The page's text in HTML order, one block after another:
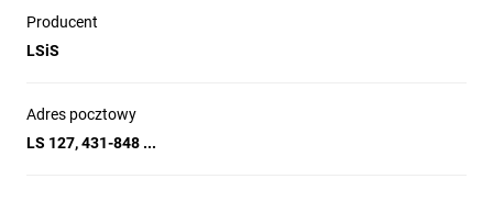
Producent
LSiS
Adres pocztowy
LS 127, 431-848 ...